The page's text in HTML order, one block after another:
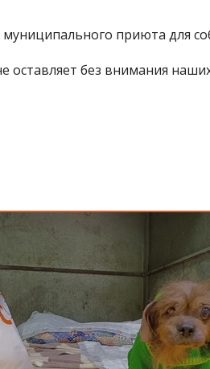
приюта для
оставляет без внимания